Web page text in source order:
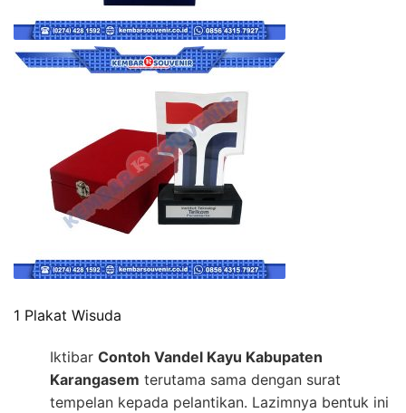
1 Plakat Wisuda
Iktibar Contoh Vandel Kayu Kabupaten
Karangasem terutama sama dengan surat
tempelan kepada pelantikan. Lazimnya bentuk ini